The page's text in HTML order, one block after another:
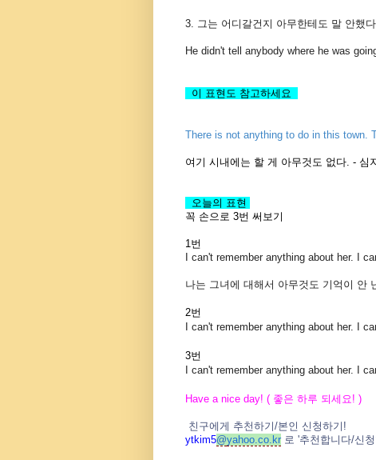
3. 그는 어디갈건지 아무한테도 말 안했
He didn't tell anybody where he was
이 표현도 참고하세요
There is not anything to do in this town.
여기 시내에는 할 게 아무것도 없다. - 심
오늘의 표현
꼭 손으로 3번 써보기
1번
I can't remember anything about her. I
나는 그녀에 대해서 아무것도 기억이 안
2번
I can't remember anything about her. I
3번
I can't remember anything about her. I
Have a nice day! ( 좋은 하루 되세요! )
친구에게 추천하기/본인 신청하기 !
ytkim5@yahoo.co.kr 로 '추천합니다/신청